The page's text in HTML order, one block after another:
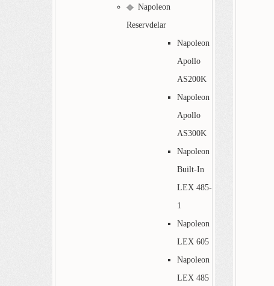
Napoleon
Reservdelar
Napoleon
Apollo
AS200K
Napoleon
Apollo
AS300K
Napoleon
Built-In
LEX 485-
1
Napoleon
LEX 605
Napoleon
LEX 485